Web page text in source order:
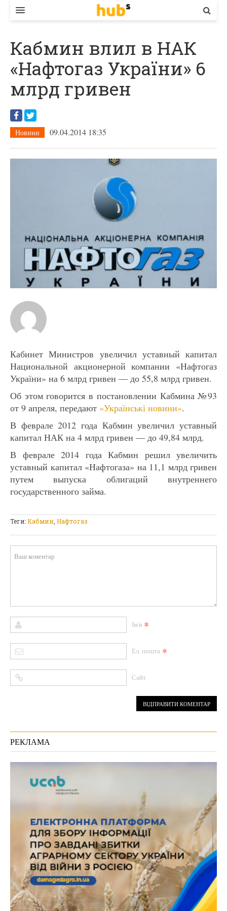
ЕКОНОМІКА
БІЗНЕС
СТАРТЕР
КОНТАКТИ
Кабмин влил в НАК
«Нафтогаз України» 6
млрд гривен
Новини 09.04.2014 18:35
Кабинет Министров увеличил уставный капитал
Национальной акционерной компании «Нафтогаз
України» на 6 млрд гривен — до 55,8 млрд гривен.
Об этом говорится в постановлении Кабмина №93
от 9 апреля, передают «Українські новини».
В феврале 2012 года Кабмин увеличил уставный
капитал НАК на 4 млрд гривен — до 49,84 млрд.
В феврале 2014 года Кабмин решил увеличить
уставный капитал «Нафтогаза» на 11,1 млрд гривен
путем выпуска облигаций внутреннего
государственного займа.
Теги:Кабмин Нафтогаз
Ім'я *
Ел. пошта *
Сайт
РЕКЛАМА